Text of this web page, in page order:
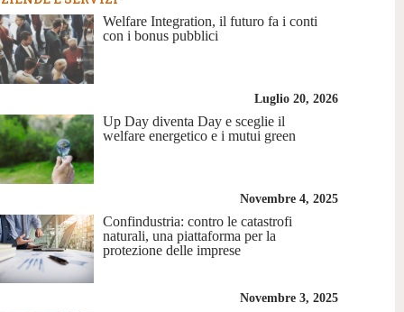
Welfare Integration, il futuro fa i conti
con i bonus pubblici
Luglio 20, 2026
Up Day diventa Day e sceglie il
welfare energetico e i mutui green
Novembre 4, 2025
Confindustria: contro le catastrofi
naturali, una piattaforma per la
protezione delle imprese
Novembre 3, 2025